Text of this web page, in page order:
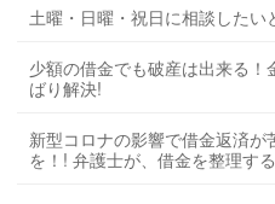
土曜・日曜・祝日に相談したい
少額の借金でも破産は出来る
ばり解決!
新型コロナの影響で借金返済
を！! 弁護士が、借金を整理す